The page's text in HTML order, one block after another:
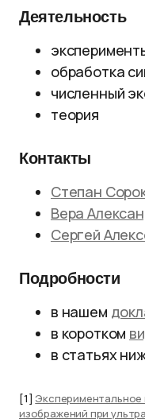
Деятельность
обработка
численный
теория
Контакты
Степан
Вера
Сергей
Подробности
в нашем
в коротком
в статьях
[1]
изображений при